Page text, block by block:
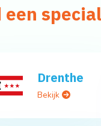
een
Drenthe
Bekijk